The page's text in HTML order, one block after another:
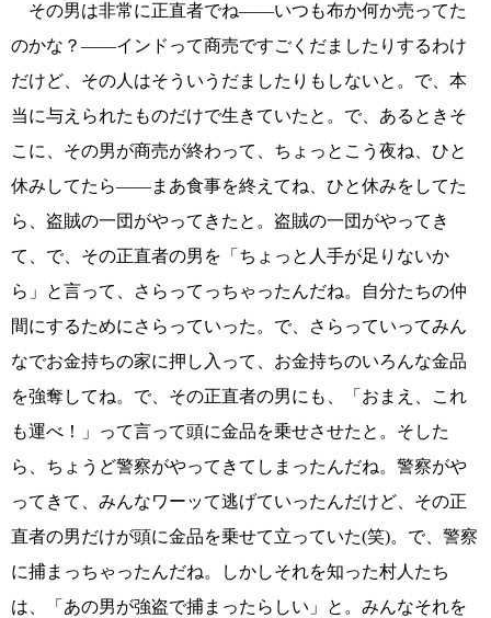
その男は非常に正直者でね――いつも布か何か売ってた
のかな？――インドって商売ですごくだましたりするわけ
だけど、その人はそういうだましたりもしないと。で、本
当に与えられたものだけで生きていたと。で、あるときそ
こに、その男が商売が終わって、ちょっとこう夜ね、ひと
休みしてたら――まあ食事を終えてね、ひと休みをしてた
ら、盗賊の一団がやってきたと。盗賊の一団がやってき
て、で、その正直者の男を「ちょっと人手が足りないか
ら」と言って、さらってっちゃったんだね。自分たちの仲
間にするためにさらっていった。で、さらっていってみん
なでお金持ちの家に押し入って、お金持ちのいろんな金品
を強奪してね。で、その正直者の男にも、「おまえ、これ
も運べ！」って言って頭に金品を乗せさせたと。そした
ら、ちょうど警察がやってきてしまったんだね。警察がや
ってきて、みんなワーッて逃げていったんだけど、その正
直者の男だけが頭に金品を乗せて立っていた(笑)。で、警察
に捕まっちゃったんだね。しかしそれを知った村人たち
は、「あの男が強盗で捕まったらしい」と。みんなそれを